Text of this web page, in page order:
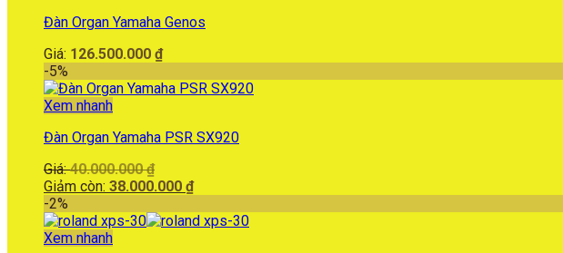
Đàn Organ Yamaha Genos
Giá: 126.500.000 ₫
-5%
Xem nhanh
Đàn Organ Yamaha PSR SX920
Giá:40.000.000₫
gốc
40.000.000 ₫.
Giảm còn: 38.000.000 ₫Giá
tại
-2%
Xem nhanh